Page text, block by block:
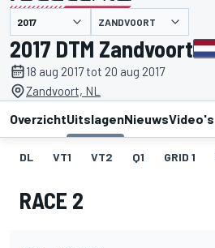
gepresenteerd door ZANDVOORT
2017 DTM Zandvoort
18 aug 2017 tot 20 aug 2017
Zandvoort, NL
OverzichtUitslagenNieuwsVideo's
DL VT1 VT2 Q1 GRID 1
RACE 2